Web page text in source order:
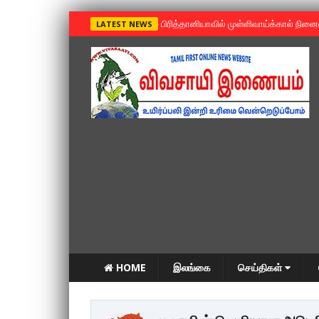
LATEST NEWS »பிரித்தானியாவில் முள்ளிவாய்க்கால்
HOME இலங்கை செய்திகள்